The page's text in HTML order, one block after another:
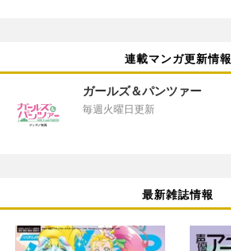
連載マンガ更新情報
ガールズ＆パンツァー
毎週火曜日更新
最新雑誌情報